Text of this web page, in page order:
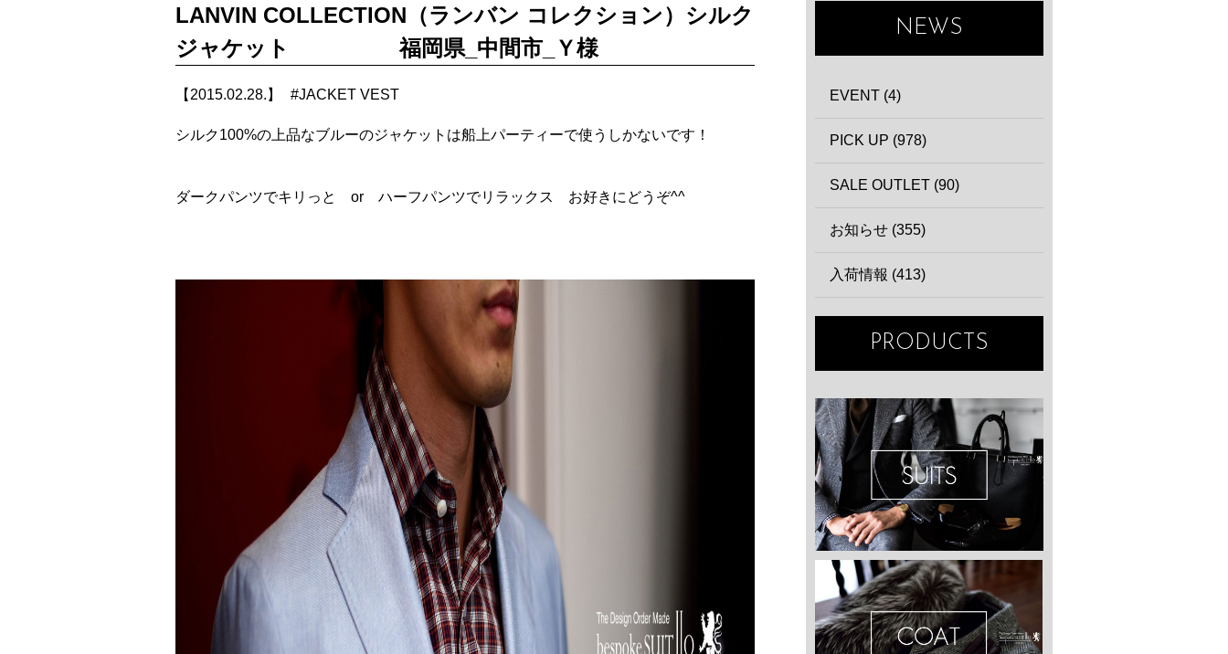
LANVIN COLLECTION（ランバン コレクション）シルク
ジャケット 福岡県_中間市_Ｙ様
【2015.02.28.】 #JACKET VEST
シルク100%の上品なブルーのジャケットは船上パーティーで使うしかないです！
ダークパンツでキリっと or ハーフパンツでリラックス お好きにどうぞ^^
NEWS
EVENT (4)
PICK UP (978)
SALE OUTLET (90)
お知らせ (355)
入荷情報 (413)
PRODUCTS